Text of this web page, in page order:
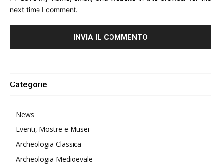
next time I comment.
Categorie
News
Eventi, Mostre e Musei
Archeologia Classica
Archeologia Medioevale